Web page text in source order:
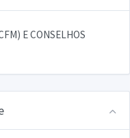
E CONSELHOS